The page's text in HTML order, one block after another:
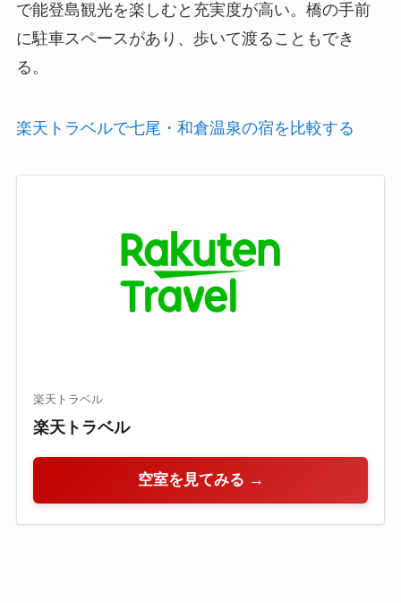
で能登島観光を楽しむと充実度が高い。橋の手前
に駐車スペースがあり、歩いて渡ることもでき
る。
楽天トラベルで七尾・和倉温泉の宿を比較する
楽天トラベル
楽天トラベル
空室を見てみる →